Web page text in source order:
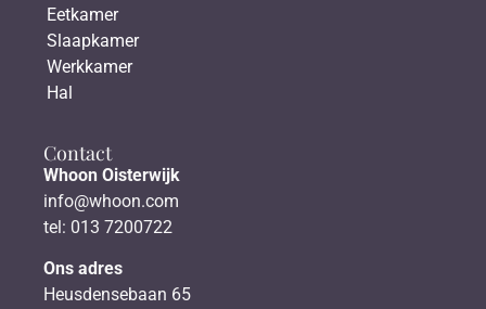
Eetkamer
Slaapkamer
Werkkamer
Hal
Contact
Whoon Oisterwijk
info@whoon.com
tel: 013 7200722
Ons adres
Heusdensebaan 65